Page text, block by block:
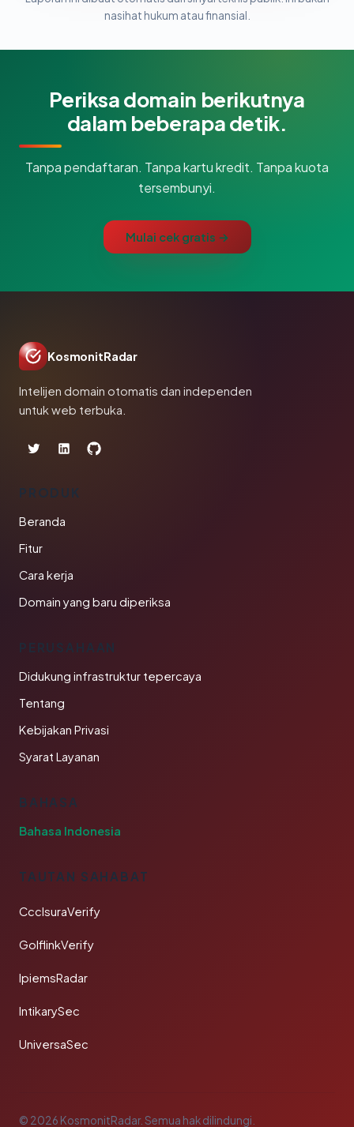
nasihat hukum atau finansial.
Periksa domain berikutnya
dalam beberapa detik.
Tanpa pendaftaran. Tanpa kartu kredit. Tanpa kuota
tersembunyi.
Mulai cek gratis →
KosmonitRadar
Intelijen domain otomatis dan independen
untuk web terbuka.
PRODUK
Beranda
Fitur
Cara kerja
Domain yang baru diperiksa
PERUSAHAAN
Didukung infrastruktur tepercaya
Tentang
Kebijakan Privasi
Syarat Layanan
BAHASA
Bahasa Indonesia
TAUTAN SAHABAT
CcclsuraVerify
GolflinkVerify
IpiemsRadar
IntikarySec
UniversaSec
© 2026 KosmonitRadar. Semua hak dilindungi.